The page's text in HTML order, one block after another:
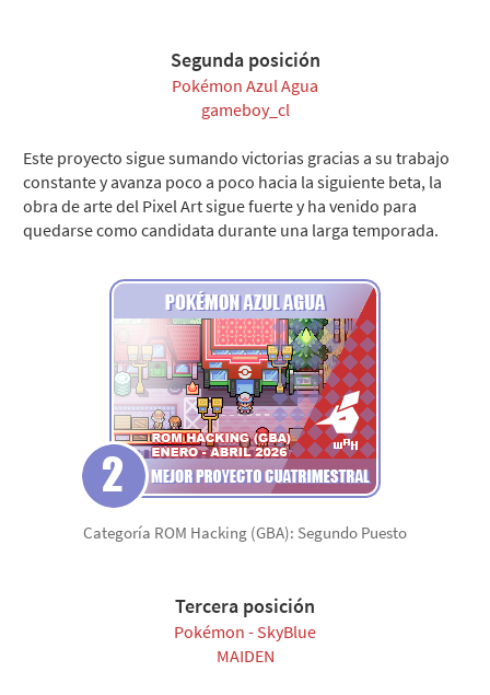
Segunda posición
Pokémon Azul Agua
gameboy_cl
Este proyecto sigue sumando victorias gracias a su trabajo
constante y avanza poco a poco hacia la siguiente beta, la
obra de arte del Pixel Art sigue fuerte y ha venido para
quedarse como candidata durante una larga temporada.
Categoría ROM Hacking (GBA): Segundo Puesto
Tercera posición
Pokémon - SkyBlue
MAIDEN